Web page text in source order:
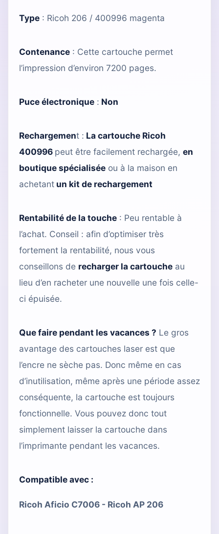
Type : Ricoh 206 / 400996 magenta
Contenance : Cette cartouche permet
l’impression d’environ 7200 pages.
Puce électronique : Non
Rechargement : La cartouche Ricoh
400996 peut être facilement rechargée, en
boutique spécialisée ou à la maison en
achetant un kit de rechargement
Rentabilité de la touche : Peu rentable à
l’achat. Conseil : afin d’optimiser très
fortement la rentabilité, nous vous
conseillons de recharger la cartouche au
lieu d’en racheter une nouvelle une fois celle-
ci épuisée.
Que faire pendant les vacances ? Le gros
avantage des cartouches laser est que
l’encre ne sèche pas. Donc même en cas
d’inutilisation, même après une période assez
conséquente, la cartouche est toujours
fonctionnelle. Vous pouvez donc tout
simplement laisser la cartouche dans
l’imprimante pendant les vacances.
Compatible avec :
Ricoh Aficio C7006 - Ricoh AP 206